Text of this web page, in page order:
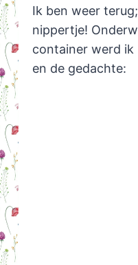
Ik ben weer
nippertje!
container werd
en de gedachte: